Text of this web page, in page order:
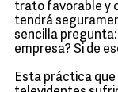
trato favorable y
tendrá
sencilla pregunta:
empresa? Si de
Esta práctica